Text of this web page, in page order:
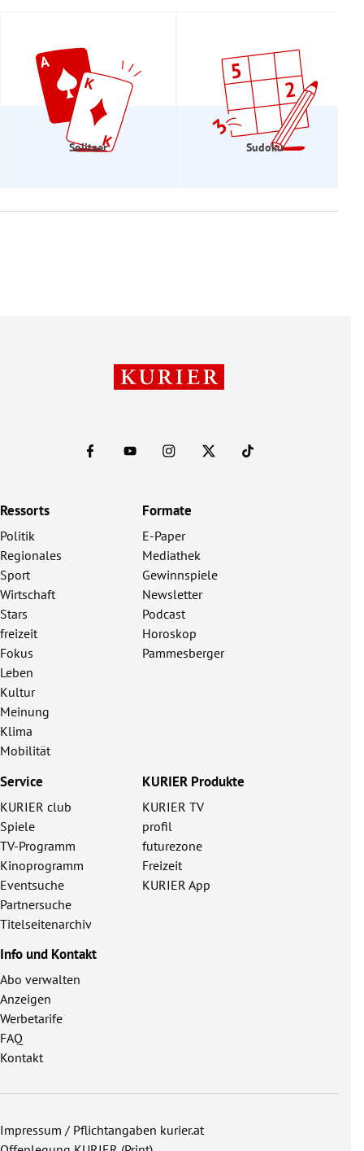
Solitaer Sudoku
Ressorts
Politik
Regionales
Sport
Wirtschaft
Stars
freizeit
Fokus
Leben
Kultur
Meinung
Klima
Mobilität
Formate
E-Paper
Mediathek
Gewinnspiele
Newsletter
Podcast
Horoskop
Pammesberger
Service
KURIER club
Spiele
TV-Programm
Kinoprogramm
Eventsuche
Partnersuche
Titelseitenarchiv
KURIER Produkte
KURIER TV
profil
futurezone
Freizeit
KURIER App
Info und Kontakt
Abo verwalten
Anzeigen
Werbetarife
FAQ
Kontakt
Impressum / Pflichtangaben kurier.at